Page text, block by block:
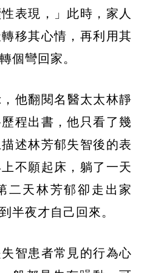
表現，」此時，家人
移其心情，再利用其
個彎回家。
他翻閱名醫太太林靜
程出書，他只看了幾
述林芳郁失智後的表
不願起床，躺了一天
二天林芳郁卻走出家
半夜才自己回來。
智患者常見的行為心